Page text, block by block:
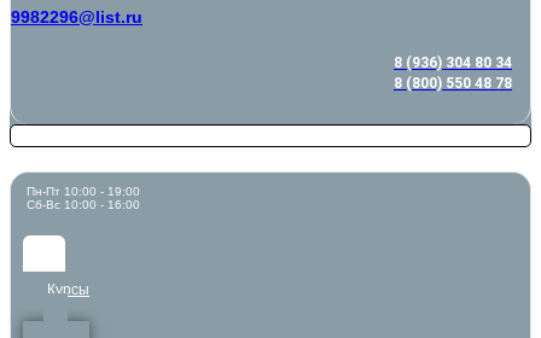
9982296@list.ru
8 (936) 304 80 34
8 (800) 550 48 78
Пн-Пт 10:00 - 19:00
Сб-Вс 10:00 - 16:00
Курсы